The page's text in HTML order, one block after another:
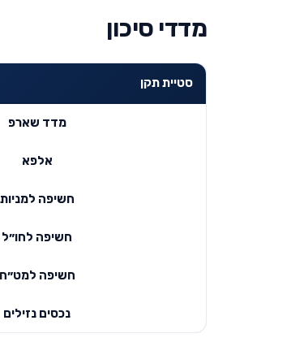
מדדי סיכון
סטיית תקן
מדד שארפ
אלפא
חשיפה למניות
חשיפה לחו״ל
חשיפה למט״ח
נכסים נזילים